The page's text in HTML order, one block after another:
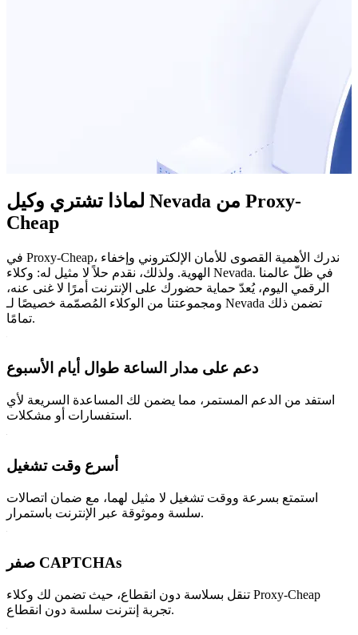
لماذا تشتري وكيل Nevada من Proxy-
Cheap
في Proxy-Cheap، ندرك الأهمية القصوى للأمان الإلكتروني وإخفاء
الهوية. ولذلك، نقدم حلاً لا مثيل له: وكلاء Nevada. في ظلّ عالمنا
الرقمي اليوم، يُعدّ حماية حضورك على الإنترنت أمرًا لا غنى عنه،
ومجموعتنا من الوكلاء المُصمّمة خصيصًا لـ Nevada تضمن ذلك
تمامًا.
دعم على مدار الساعة طوال أيام الأسبوع
استفد من الدعم المستمر، مما يضمن لك المساعدة السريعة لأي
استفسارات أو مشكلات.
أسرع وقت تشغيل
استمتع بسرعة ووقت تشغيل لا مثيل لهما، مع ضمان اتصالات
سلسة وموثوقة عبر الإنترنت باستمرار.
صفر CAPTCHAs
تنقل بسلاسة دون انقطاع، حيث تضمن لك وكلاء Proxy-Cheap
تجربة إنترنت سلسة دون انقطاع.